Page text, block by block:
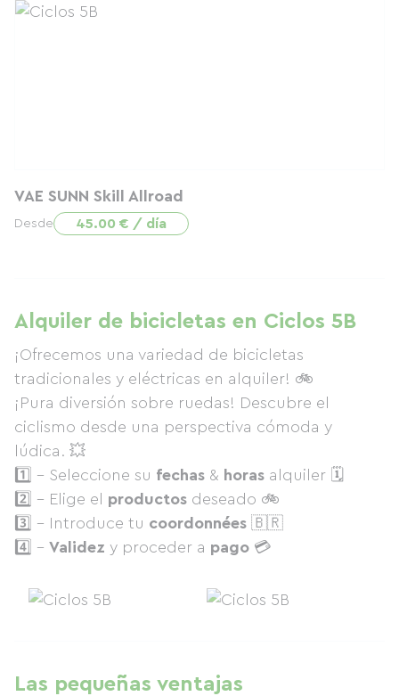
VAE SUNN Skill Allroad
Desde 45.00 € / día
Alquiler de bicicletas en Ciclos 5B
¡Ofrecemos una variedad de bicicletas
tradicionales y eléctricas en alquiler! 🚲
¡Pura diversión sobre ruedas! Descubre el
ciclismo desde una perspectiva cómoda y
lúdica. 💥
1️⃣ - Seleccione su fechas & horas alquiler 🗓
2️⃣ - Elige el productos deseado 🚲
3️⃣ - Introduce tu coordonnées 🇧🇷
4️⃣ - Validez y proceder a pago 💳
Las pequeñas ventajas